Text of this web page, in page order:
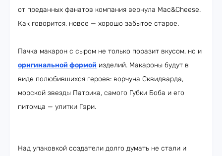
от преданных фанатов компания вернула Mac&Cheese.
Как говорится, новое — хорошо забытое старое.
Пачка макарон с сыром не только поразит вкусом, но и
оригинальной формой изделий. Макароны будут в
виде полюбившихся героев: ворчуна Сквидварда,
морской звезды Патрика, самого Губки Боба и его
питомца — улитки Гэри.
Над упаковкой создатели долго думать не стали и